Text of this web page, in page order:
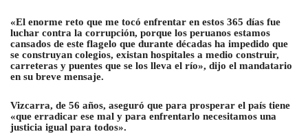
«El enorme reto que me tocó enfrentar en estos 365 días fue
luchar contra la corrupción, porque los peruanos estamos
cansados de este flagelo que durante décadas ha impedido que
se construyan colegios, existan hospitales a medio construir,
carreteras y puentes que se los lleva el río», dijo el mandatario
en su breve mensaje.
Vizcarra, de 56 años, aseguró que para prosperar el país tiene
«que erradicar ese mal y para enfrentarlo necesitamos una
justicia igual para todos».